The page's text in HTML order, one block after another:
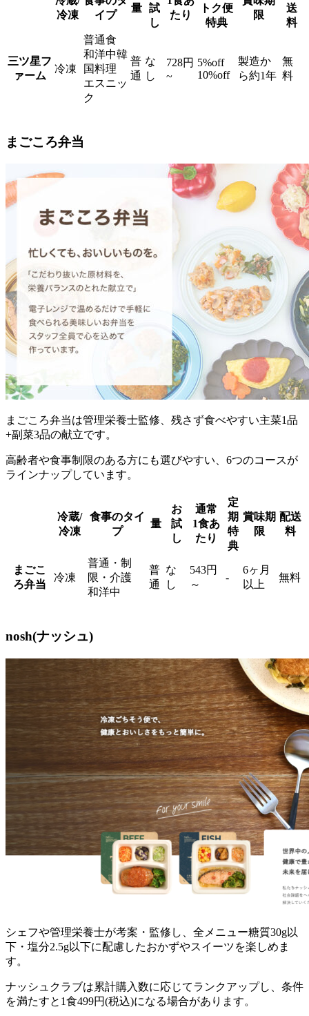
冷凍
イプ
量
試
し
たり
トク便
特典
限
送
料
三ツ星フ
ァーム
冷凍
普通食
和洋中韓
国料理
エスニッ
ク
普
通
な
し
728円
~
5%off
10%off
製造か
ら約1年
無
料
まごころ弁当
まごころ弁当は管理栄養士監修、残さず食べやすい主菜1品
+副菜3品の献立です。
高齢者や食事制限のある方にも選びやすい、6つのコースが
ラインナップしています。
冷蔵/
冷凍
食事のタイ
プ
量
お
試
し
通常
1食あ
たり
定
期
特
典
賞味期
限
配送
料
まごこ
ろ弁当
冷凍
普通・制
限・介護
和洋中
普
通
な
し
543円
～
-
6ヶ月
以上
無料
nosh(ナッシュ)
シェフや管理栄養士が考案・監修し、全メニュー糖質30g以
下・塩分2.5g以下に配慮したおかずやスイーツを楽しめま
す。
ナッシュクラブは累計購入数に応じてランクアップし、条件
を満たすと1食499円(税込)になる場合があります。